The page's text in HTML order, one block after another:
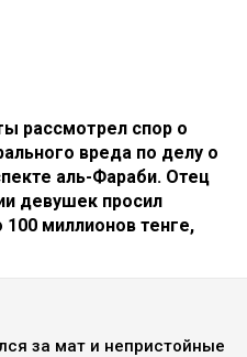
рассмотрел спор о
вреда по делу о
аль-Фараби. Отец
девушек просил
100 миллионов тенге,
за мат и непристойные